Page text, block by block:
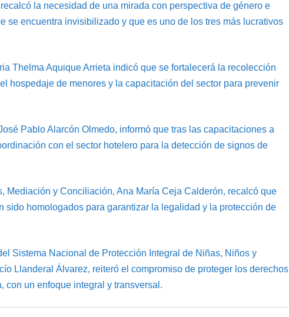
la necesidad de una mirada con perspectiva de género e
se encuentra invisibilizado y que es uno de los tres más lucrativos
Thelma Aquique Arrieta indicó que se fortalecerá la recolección
hospedaje de menores y la capacitación del sector para prevenir
Pablo Alarcón Olmedo, informó que tras las capacitaciones a
con el sector hotelero para la detección de signos de
Mediación y Conciliación, Ana María Ceja Calderón, recalcó que
sido homologados para garantizar la legalidad y la protección de
Sistema Nacional de Protección Integral de Niñas, Niños y
Llanderal Álvarez, reiteró el compromiso de proteger los derechos
con un enfoque integral y transversal.